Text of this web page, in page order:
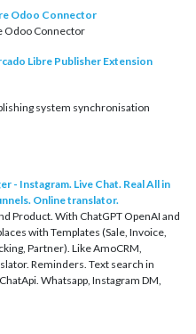
Odoo Connector
Odoo Connector
Libre Publisher Extension
system synchronisation
- Instagram. Live Chat. Real All in
Online translator.
Product. With ChatGPT OpenAI and
with Templates (Sale, Invoice,
Partner). Like AmoCRM,
Reminders. Text search in
Whatsapp, Instagram DM,